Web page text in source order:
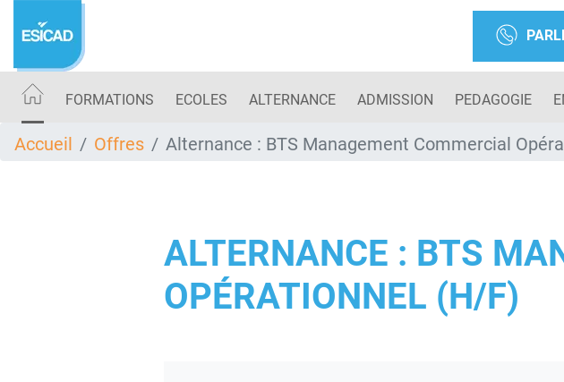
contenu
FORMATIONS ECOLES ALTERNANCE ADMISSION PEDAGOGIE
Accueil Offres Alternance : BTS Management Commercial
ALTERNANCE : BTS
OPÉRATIONNEL (H/F)